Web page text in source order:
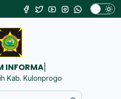
KALURAH
Kab. Kulonprogo